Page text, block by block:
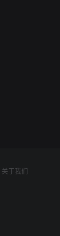
关于我们